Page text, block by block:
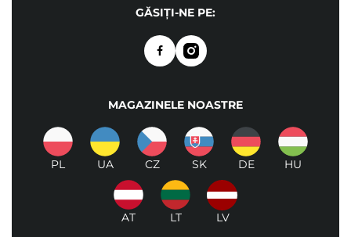
GĂSIȚI-NE PE:
MAGAZINELE NOASTRE
PL UA CZ SK DE HU
AT LT LV